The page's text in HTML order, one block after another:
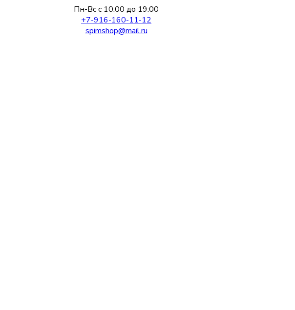
Пн-Вс с 10:00 до 19:00
+7-916-160-11-12
spimshop@mail.ru